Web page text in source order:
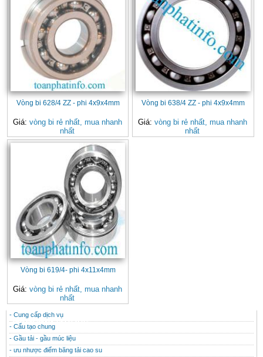
Vòng bi 628/4 ZZ - phi 4x9x4mm
Giá: vòng bi rẻ nhất, mua nhanh
nhất
Vòng bi 638/4 ZZ - phi 4x9x4mm
Giá: vòng bi rẻ nhất, mua nhanh
nhất
Vòng bi 619/4- phi 4x11x4mm
Giá: vòng bi rẻ nhất, mua nhanh
nhất
CONTACT
THÔNG TIN HỮU ÍCH
- Cung cấp dịch vụ
- Cấu tạo chung
- Gầu tải - gầu múc liệu
- ưu nhược điểm băng tải cao su